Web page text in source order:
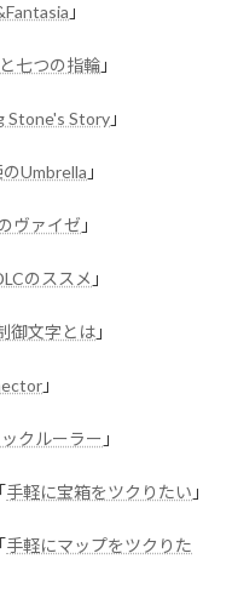
」
七つの指輪 」
Stone's Story 」
Umbrella 」
ヴァイゼ 」
のススメ 」
御文字とは 」
」
クルーラー 」
手軽に宝箱をツクりたい 」
手軽にマップをツクりた